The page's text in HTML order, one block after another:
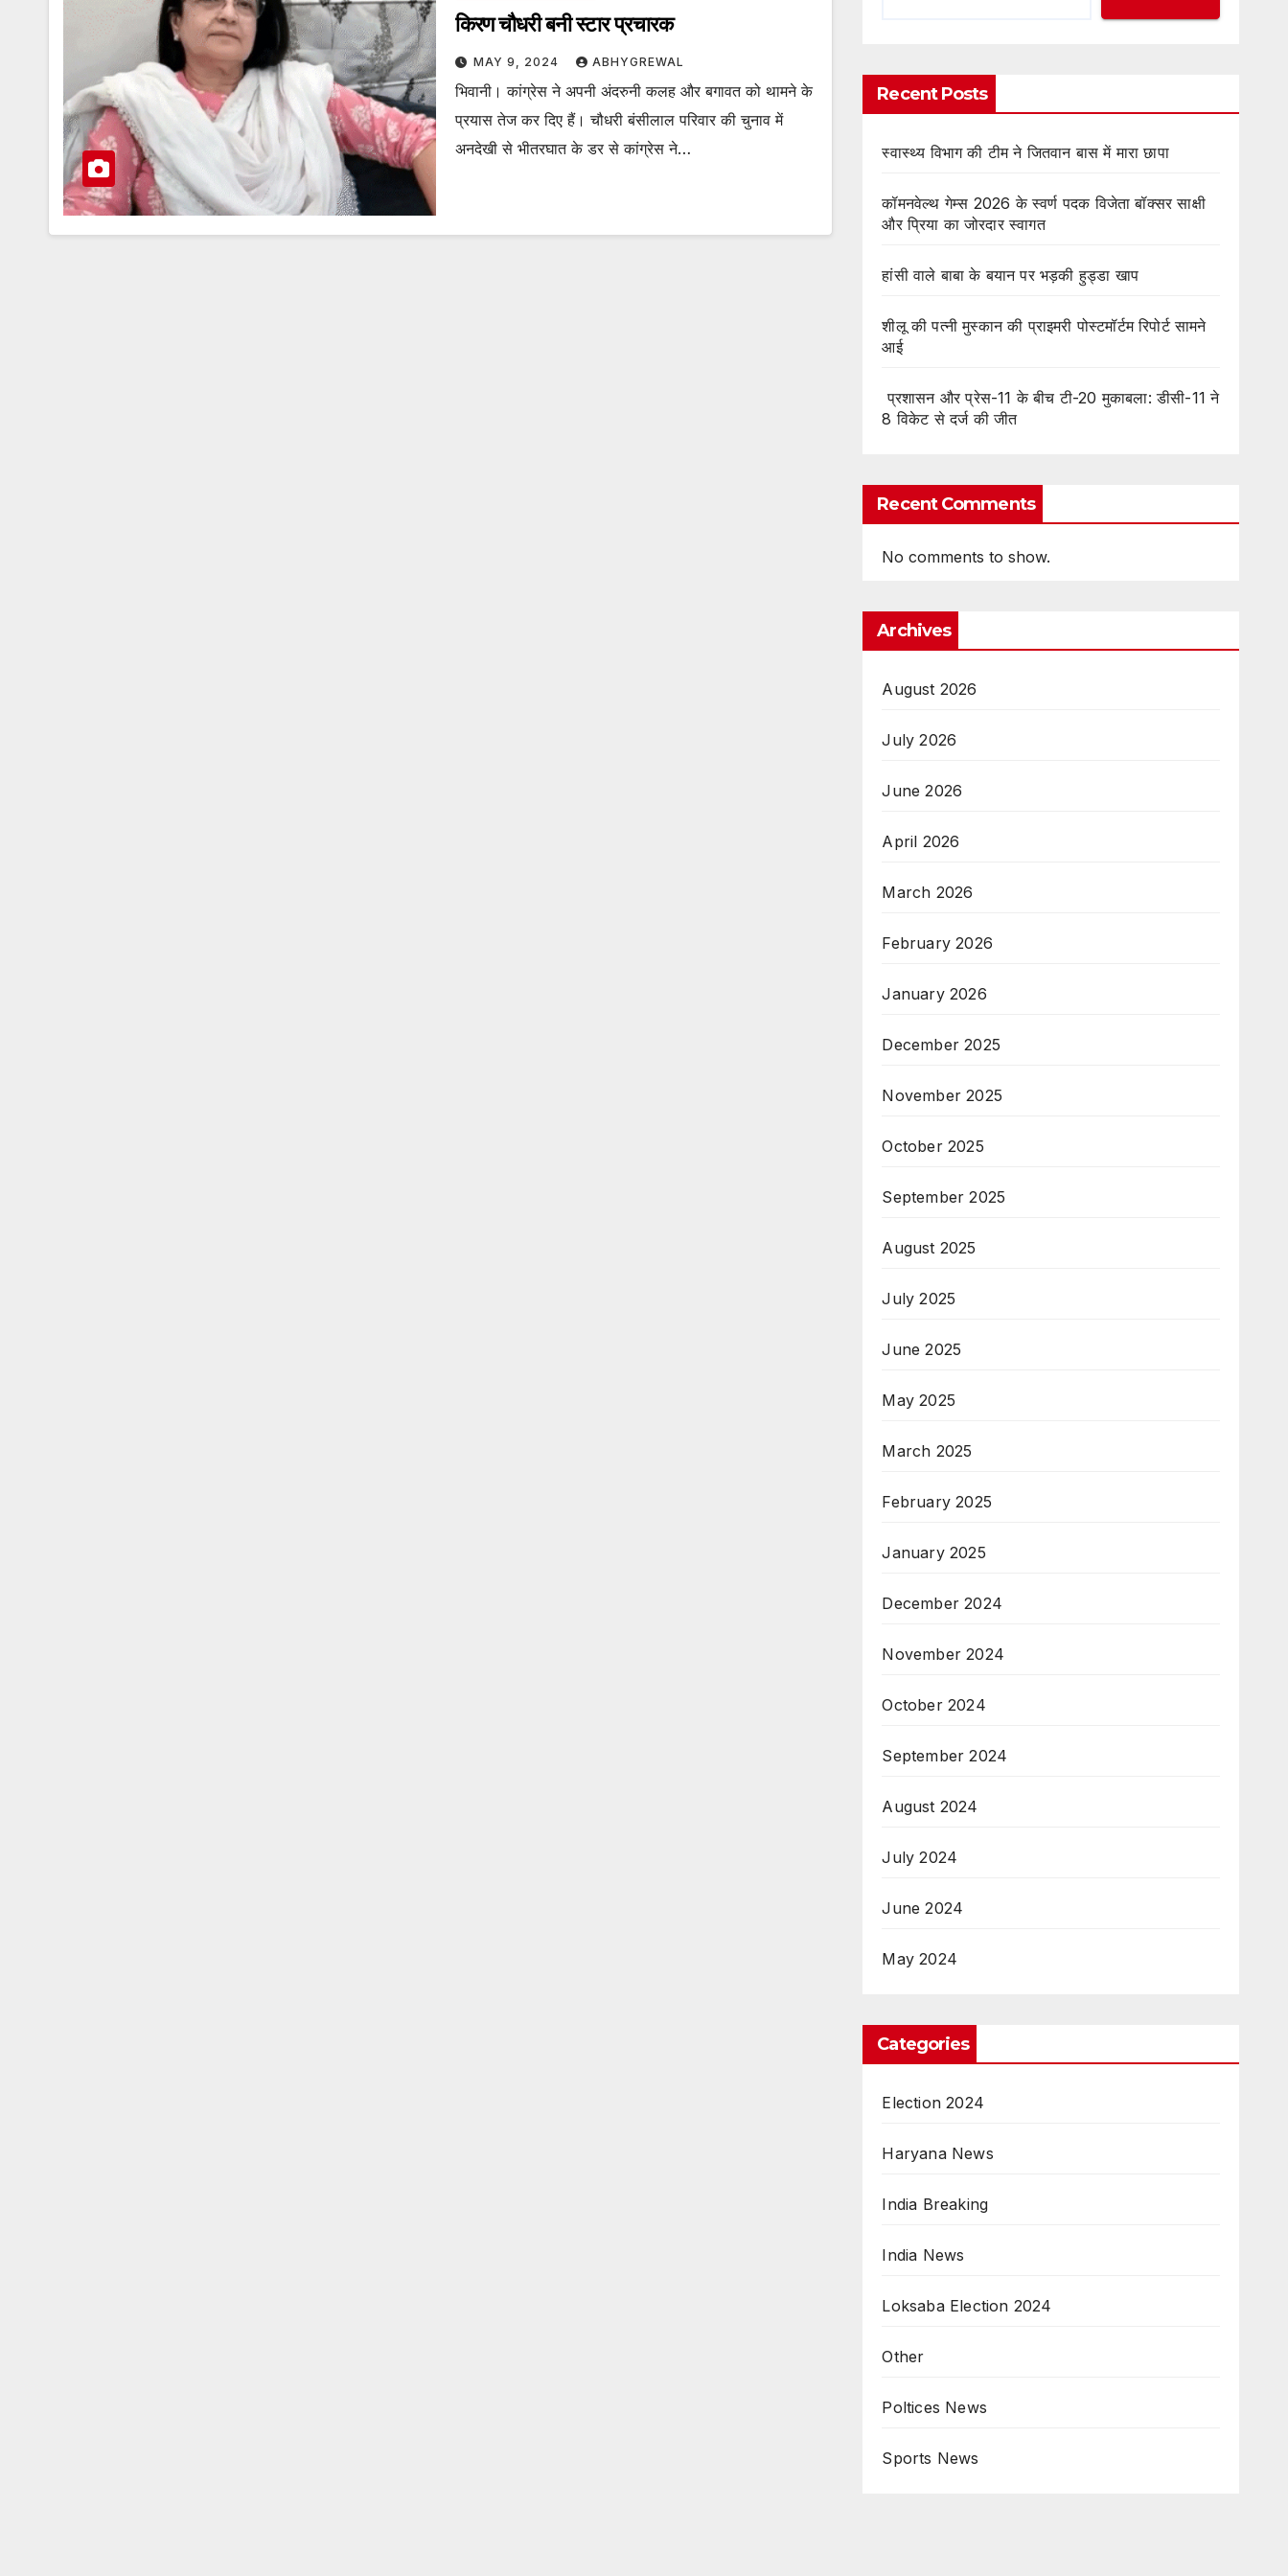
किरण चौधरी बनी स्टार प्रचारक
MAY 9, 2024 ABHYGREWAL
भिवानी। कांग्रेस ने अपनी अंदरुनी कलह और बगावत को थामने के
प्रयास तेज कर दिए हैं। चौधरी बंसीलाल परिवार की चुनाव में
अनदेखी से भीतरघात के डर से कांग्रेस ने…
Recent Posts
स्वास्थ्य विभाग की टीम ने जितवान बास में मारा छापा
कॉमनवेल्थ गेम्स 2026 के स्वर्ण पदक विजेता बॉक्सर साक्षी
और प्रिया का जोरदार स्वागत
हांसी वाले बाबा के बयान पर भड़की हुड्डा खाप
शीलू की पत्नी मुस्कान की प्राइमरी पोस्टमॉर्टम रिपोर्ट सामने
आई
प्रशासन और प्रेस-11 के बीच टी-20 मुकाबला: डीसी-11 ने
8 विकेट से दर्ज की जीत
Recent Comments
No comments to show.
Archives
August 2026
July 2026
June 2026
April 2026
March 2026
February 2026
January 2026
December 2025
November 2025
October 2025
September 2025
August 2025
July 2025
June 2025
May 2025
March 2025
February 2025
January 2025
December 2024
November 2024
October 2024
September 2024
August 2024
July 2024
June 2024
May 2024
Categories
Election 2024
Haryana News
India Breaking
India News
Loksaba Election 2024
Other
Poltices News
Sports News